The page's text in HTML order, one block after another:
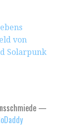
von
Solarpunk
—